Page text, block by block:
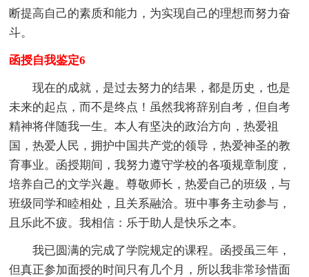
断提高自己的素质和能力，为实现自己的理想而努力奋
斗。
函授自我鉴定6
现在的成就，是过去努力的结果，都是历史，也是
未来的起点，而不是终点！虽然我将辞别自考，但自考
精神将伴随我一生。本人有坚决的政治方向，热爱祖
国，热爱人民，拥护中国共产党的领导，热爱神圣的教
育事业。函授期间，我努力遵守学校的各项规章制度，
培养自己的文学兴趣。尊敬师长，热爱自己的班级，与
班级同学和睦相处，且关系融洽。班中事务主动参与，
且乐此不疲。我相信：乐于助人是快乐之本。
我已圆满的完成了学院规定的课程。函授虽三年，
但真正参加面授的时间只有几个月，所以我非常珍惜面